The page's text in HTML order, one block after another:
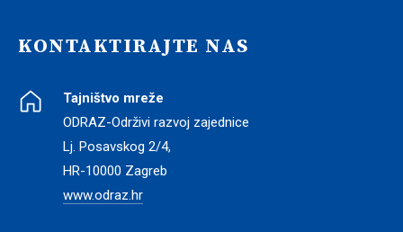
KONTAKTIRAJTE NAS
Tajništvo mreže
ODRAZ-Održivi razvoj zajednice
Lj. Posavskog 2/4,
HR-10000 Zagreb
www.odraz.hr